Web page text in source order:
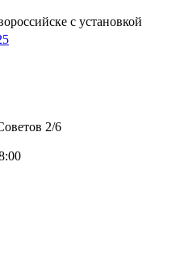
с установкой
2/6